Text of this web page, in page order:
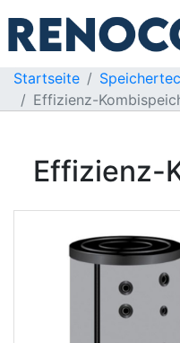
Startseite
Effizienz-
Effizienz-